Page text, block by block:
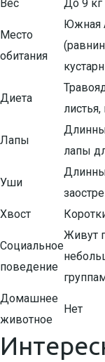
Вес До 9 кг
Место
обитания
Южная
Диета
листья,
Лапы
лапы
Уши
Хвост
Социальное
поведение
Живут
Домашнее
животное
Нет